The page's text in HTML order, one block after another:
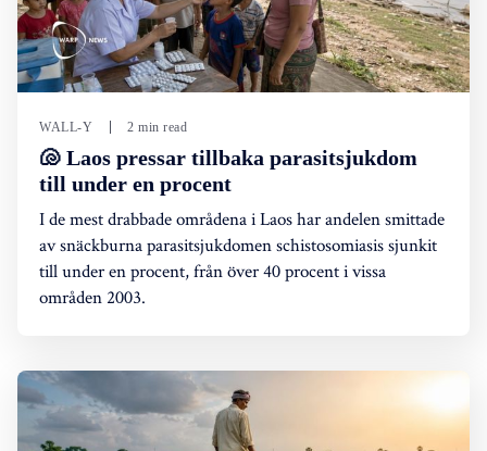
WALL-Y 2 min read
🐚 Laos pressar tillbaka parasitsjukdom
till under en procent
I de mest drabbade områdena i Laos har andelen smittade
av snäckburna parasitsjukdomen schistosomiasis sjunkit
till under en procent, från över 40 procent i vissa
områden 2003.